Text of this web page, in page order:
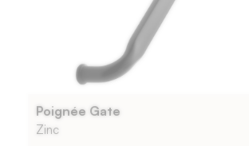
Poignée Gate
Zinc